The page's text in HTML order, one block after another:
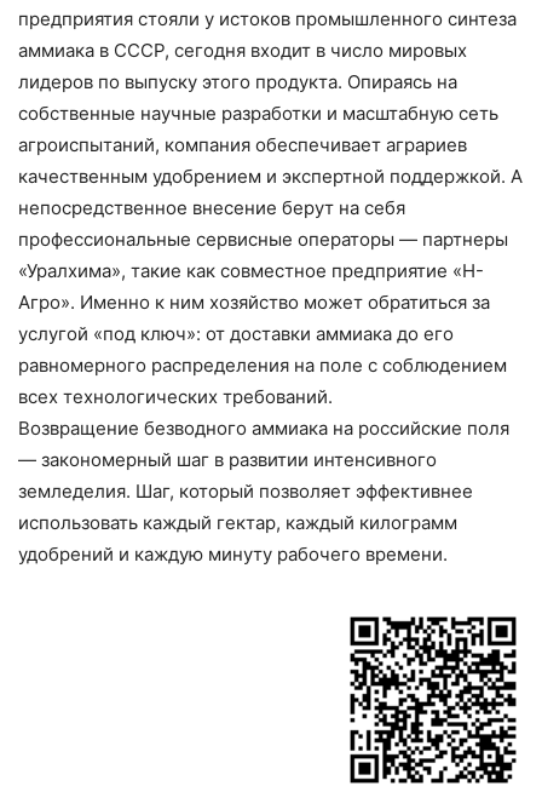
предприятия стояли у истоков промышленного синтеза
аммиака в СССР, сегодня входит в число мировых
лидеров по выпуску этого продукта. Опираясь на
собственные научные разработки и масштабную сеть
агроиспытаний, компания обеспечивает аграриев
качественным удобрением и экспертной поддержкой. А
непосредственное внесение берут на себя
профессиональные сервисные операторы — партнеры
«Уралхима», такие как совместное предприятие «Н-
Агро». Именно к ним хозяйство может обратиться за
услугой «под ключ»: от доставки аммиака до его
равномерного распределения на поле с соблюдением
всех технологических требований.
Возвращение безводного аммиака на российские поля
— закономерный шаг в развитии интенсивного
земледелия. Шаг, который позволяет эффективнее
использовать каждый гектар, каждый килограмм
удобрений и каждую минуту рабочего времени.